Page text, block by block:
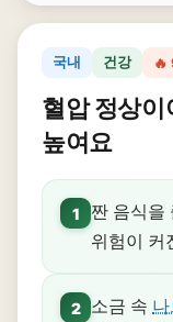
국내 건강 🔥
혈압 정상이
높여요
1 짠 음식을
위험이 커
2 소금 속